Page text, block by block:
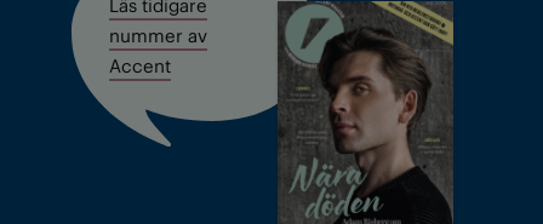
nummer av
Accent